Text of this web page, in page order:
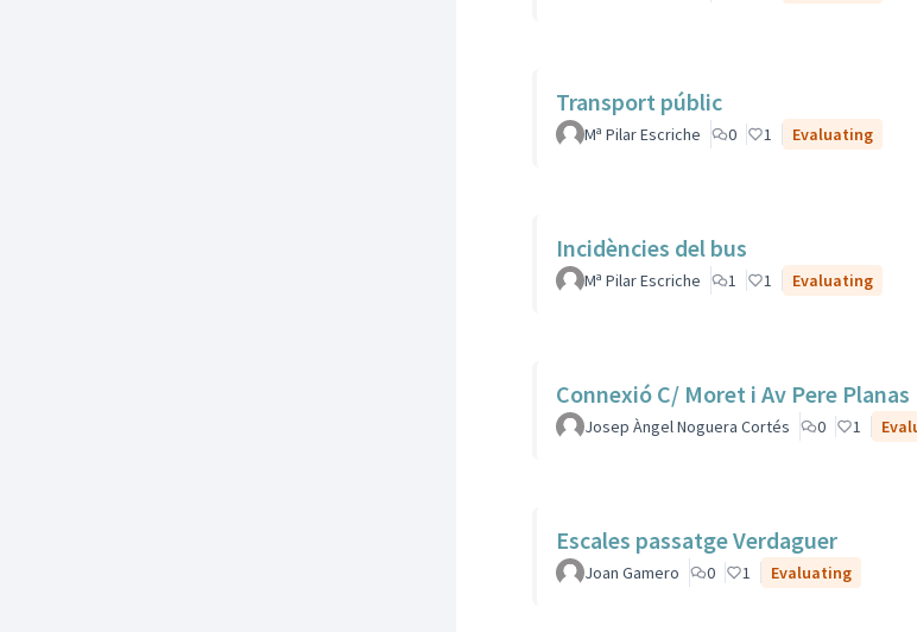
Transport públic
Mª Pilar Escriche 0 1 Evaluating
Incidències del bus
Mª Pilar Escriche 1 1 Evaluating
Connexió C/ Moret i Av Pere Planas
Josep Àngel Noguera Cortés 0 1
Escales passatge Verdaguer
Joan Gamero 0 1 Evaluating